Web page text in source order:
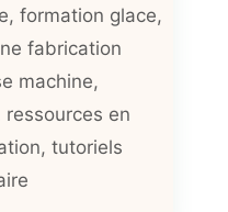
, formation glace,
fabrication
machine,
ressources en
, tutoriels